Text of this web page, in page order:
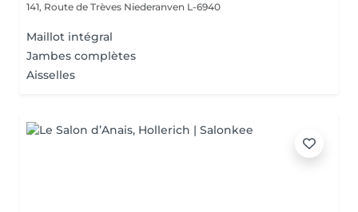
141, Route de Trèves Niederanven L-6940
Maillot intégral
Jambes complètes
Aisselles